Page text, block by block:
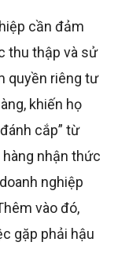
cần đảm
thu thập và sử
quyền riêng tư
khiến họ
cắp” từ
hàng nhận thức
nghiệp
vào đó,
gặp phải hậu